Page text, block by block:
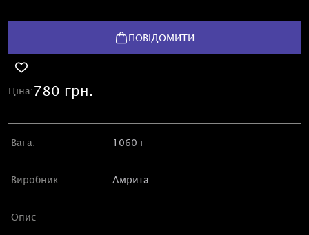
ПОВІДОМИТИ
Ціна:780 грн.
Вага: 1060 г
Виробник: Амрита
Опис